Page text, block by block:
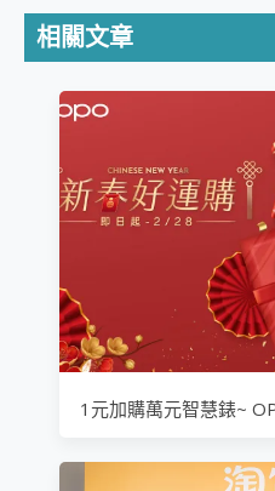
相關文章
1元加購萬元智慧錶~